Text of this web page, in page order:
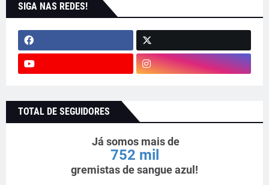
SIGA NAS REDES!
TOTAL DE SEGUIDORES
Já somos mais de
752 mil
gremistas de sangue azul!